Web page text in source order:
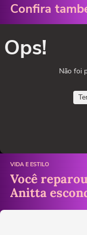
Confira
Ops!
Não foi
VIDA E ESTILO
Você
Anitta